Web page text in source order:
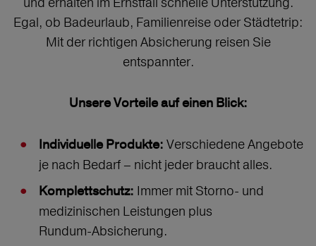
Egal, ob Badeurlaub, Familienreise oder Städtetrip:
Mit der richtigen Absicherung reisen Sie
entspannter.
Unsere Vorteile auf einen Blick:
Individuelle Produkte: Verschiedene Angebote
je nach Bedarf – nicht jeder braucht alles.
Komplettschutz: Immer mit Storno‑ und
medizinischen Leistungen plus
Rundum‑Absicherung.